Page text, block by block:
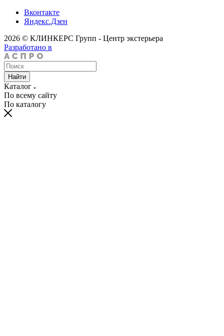
Вконтакте
Яндекс.Дзен
2026 © КЛИНКЕРС Групп - Центр экстерьера
Разработано в
Найти
Каталог
По всему сайту
По каталогу